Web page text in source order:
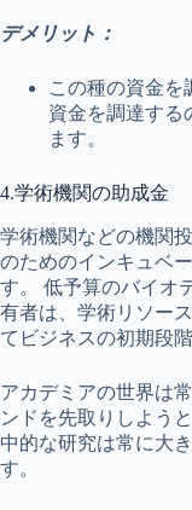
デメリット：
この種の資金を
資金を調達する
ます。
4.学術機関の助成金
学術機関などの機関
のためのインキュベ
す。 低予算のバイオ
有者は、学術リソー
てビジネスの初期段
アカデミアの世界は
ンドを先取りしよう
中的な研究は常に大
す。